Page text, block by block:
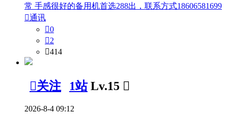
常 手感很好的备用机首选288出，联系方式18606581699
通讯
0
2
414
关注 1站 Lv.15 
2026-8-4 09:12